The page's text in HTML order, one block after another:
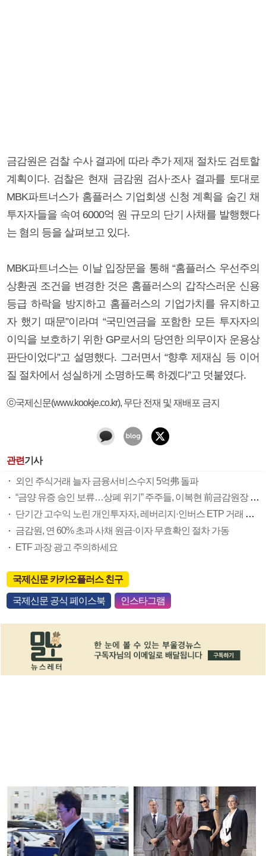
금감원은 검찰 수사 결과에 따라 추가 제재 절차도 검토할
계획이다. 검찰은 현재 금감원 검사·조사 결과를 토대로
MBK파트너스가 홈플러스 기업회생 신청 계획을 숨긴 채
투자자들을 속여 6000억 원 규모의 단기 사채를 발행했다
는 혐의 등을 살펴보고 있다.
MBK파트너스는 이날 입장문을 통해 “홈플러스 우선주의
상환권 조건을 변경한 것은 홈플러스의 갑작스러운 신용
등급 하락을 방지하고 홈플러스의 기업가치를 유지하고
자 했기 때문”이라며 “국민연금을 포함한 모든 투자자의
이익을 보호하기 위한 GP로서의 당연한 의무이자 운용상
판단이었다”고 설명했다. 그러면서 “향후 제재심 등 이어
질 절차에서 성실하게 소명하도록 하겠다”고 덧붙였다.
ⓒ국제신문(www.kookje.co.kr), 무단 전재 및 재배포 금지
관련기사
외인 주식거래 늘자 금융서비스수지 5억弗 돌파
“금양 유증 승인 보류…상폐 위기” 주주들, 이복현 前금감원장 고발
단기간 고수익 노린 개인투자자, 레버리지·인버스 ETP 거래 급증
금감원, 연 60% 초과 사채 원금·이자 무효확인 절차 가동
ETF 과장 광고 주의하세요
국제신문 카카오플러스 친구
국제신문 공식 페이스북 인스타그램